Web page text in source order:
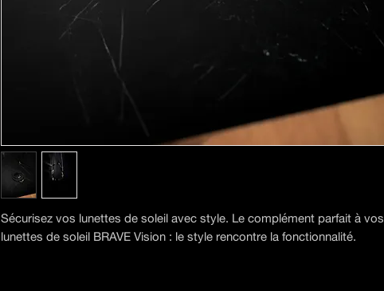
Sécurisez vos lunettes de soleil avec style. Le complément parfait à vos
lunettes de soleil BRAVE Vision : le style rencontre la fonctionnalité.